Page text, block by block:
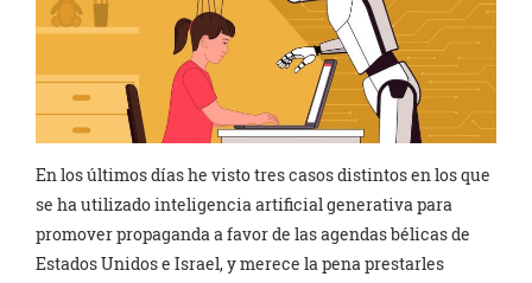
En los últimos días he visto tres casos distintos en los que
se ha utilizado inteligencia artificial generativa para
promover propaganda a favor de las agendas bélicas de
Estados Unidos e Israel, y merece la pena prestarles